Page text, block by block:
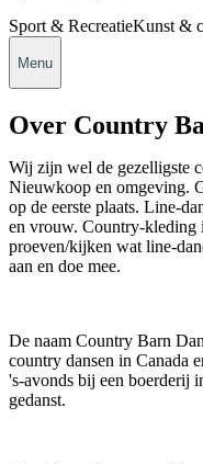
Sport & RecreatieKunst &
Menu
Over Country
Wij zijn wel de gezelligste
Nieuwkoop en omgeving.
op de eerste plaats. Line-
en vrouw. Country-kleding
proeven/kijken wat line-
aan en doe mee.
De naam Country Barn
country dansen in Canada
's-avonds bij een boerderij
gedanst.